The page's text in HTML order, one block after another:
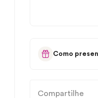
Como
Compartilhe